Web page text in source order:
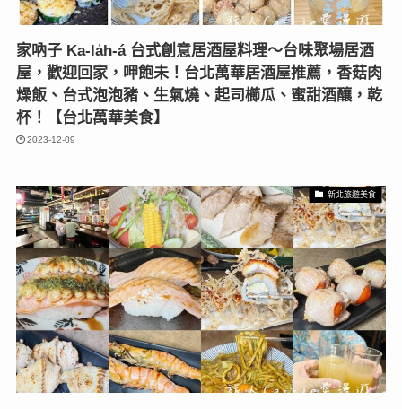
家吶子 Ka-la̍h-á 台式創意居酒屋料理〜台味聚場居酒
屋，歡迎回家，呷飽未！台北萬華居酒屋推薦，香菇肉
燥飯、台式泡泡豬、生氣燒、起司櫛瓜、蜜甜酒釀，乾
杯！【台北萬華美食】
2023-12-09
新北旅遊美食